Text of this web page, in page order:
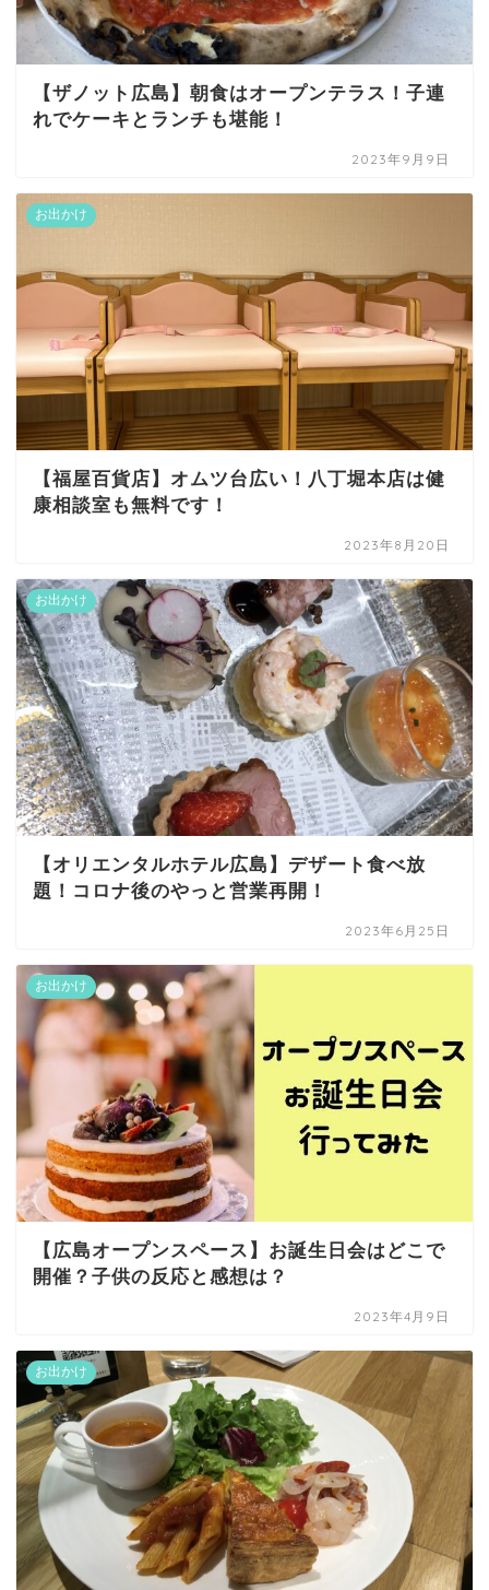
【ザノット広島】朝食はオープンテラス！子連
れでケーキとランチも堪能！
2023年9月9日
お出かけ
【福屋百貨店】オムツ台広い！八丁堀本店は健
康相談室も無料です！
2023年8月20日
お出かけ
【オリエンタルホテル広島】デザート食べ放
題！コロナ後のやっと営業再開！
2023年6月25日
お出かけ
【広島オープンスペース】お誕生日会はどこで
開催？子供の反応と感想は？
2023年4月9日
お出かけ